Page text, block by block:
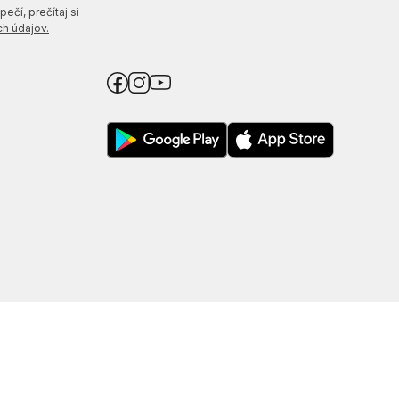
prečítaj si
údajov.